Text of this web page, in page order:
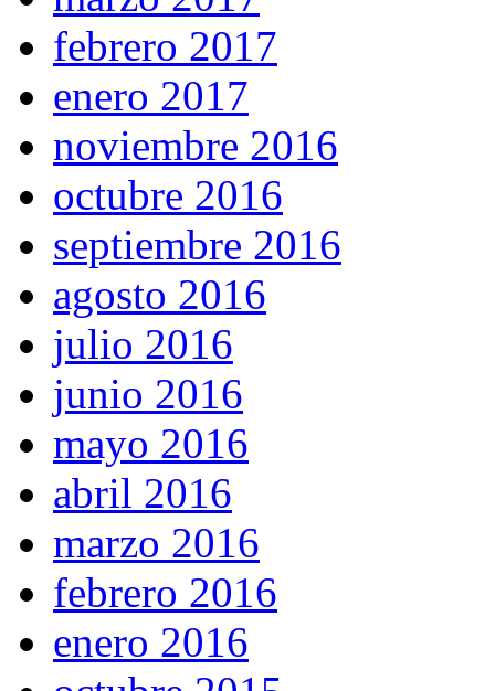
febrero 2017
enero 2017
noviembre 2016
octubre 2016
septiembre 2016
agosto 2016
julio 2016
junio 2016
mayo 2016
abril 2016
marzo 2016
febrero 2016
enero 2016